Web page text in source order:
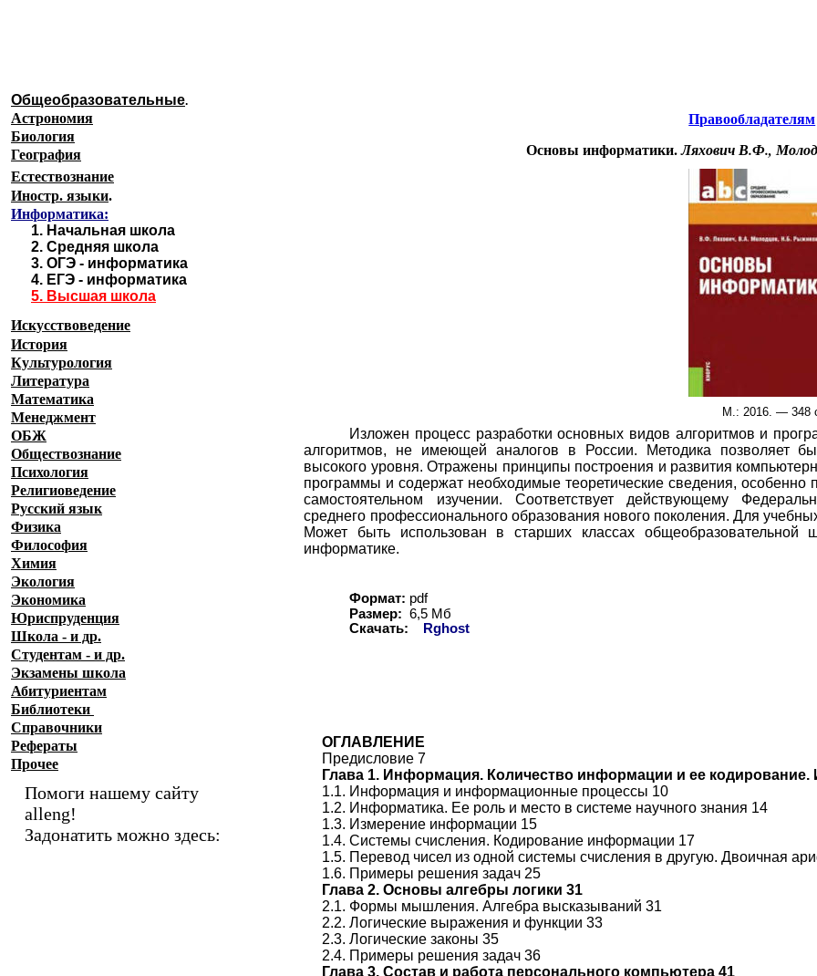
Правообладателям
Основы информатики.Ляхович В.Ф.,
М.: 2016. — 348
Изложен процесс разработки основных видов алгоритмов и
алгоритмов, не имеющей аналогов в России. Методика позволяет
высокого уровня. Отражены принципы построения и развития
программы и содержат необходимые теоретические сведения,
самостоятельном изучении. Соответствует действующему
среднего профессионального образования нового поколения. Для
Может быть использован в старших классах
информатике.
Формат: pdf
Размер: 6,5 Мб
Скачать:
Rghost
ОГЛАВЛЕНИЕ
Предисловие 7
Глава 1. Информация. Количество информации и ее кодирование.
1.1. Информация и информационные процессы 10
1.2. Информатика. Ее роль и место в системе научного знания 14
1.3. Измерение информации 15
1.4. Системы счисления. Кодирование информации 17
1.5. Перевод чисел из одной системы счисления в другую. Двоичная
1.6. Примеры решения задач 25
Глава 2. Основы алгебры логики 31
2.1. Формы мышления. Алгебра высказываний 31
2.2. Логические выражения и функции 33
2.3. Логические законы 35
2.4. Примеры решения задач 36
Глава 3. Состав и работа персонального компьютера 41
Общеобразовательные.
Астрономия
Биология
География
Естествознание
Иностр. языки.
Информатика:
1. Начальная школа
2. Средняя школа
3. ОГЭ - информатика
4. ЕГЭ - информатика
5. Высшая школа
Искусствоведение
История
Культурология
Литература
Математика
Менеджмент
ОБЖ
Обществознание
Психология
Религиоведение
Русский язык
Физика
Философия
Химия
Экология
Экономика
Юриспруденция
Школа - и др.
Студентам - и др.
Экзамены школа
Абитуриентам
Библиотеки
Справочники
Рефераты
Прочее
Помоги нашему сайту
alleng!
Задонатить можно здесь: